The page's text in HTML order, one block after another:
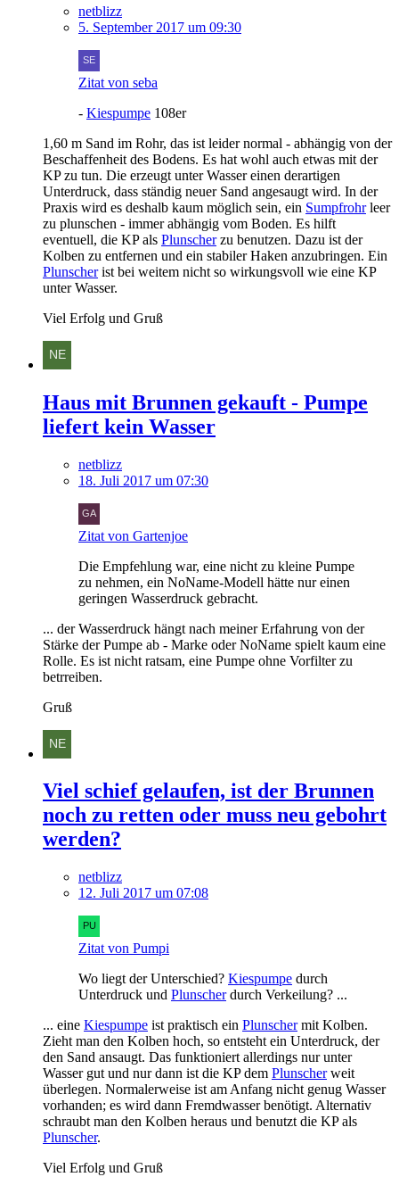
netblizz
5. September 2017 um 09:30
Zitat von seba
- Kiespumpe 108er
1,60 m Sand im Rohr, das ist leider normal - abhängig von der
Beschaffenheit des Bodens. Es hat wohl auch etwas mit der
KP zu tun. Die erzeugt unter Wasser einen derartigen
Unterdruck, dass ständig neuer Sand angesaugt wird. In der
Praxis wird es deshalb kaum möglich sein, ein Sumpfrohrleer
zu plunschen - immer abhängig vom Boden. Es hilft
eventuell, die KP als Plunscherzu benutzen. Dazu ist der
Kolben zu entfernen und ein stabiler Haken anzubringen. Ein
Plunscherist bei weitem nicht so wirkungsvoll wie eine KP
unter Wasser.
Viel Erfolg und Gruß
Haus mit Brunnen gekauft - Pumpe
liefert kein Wasser
netblizz
18. Juli 2017 um 07:30
Zitat von Gartenjoe
Die Empfehlung war, eine nicht zu kleine Pumpe
zu nehmen, ein NoName-Modell hätte nur einen
geringen Wasserdruck gebracht.
... der Wasserdruck hängt nach meiner Erfahrung von der
Stärke der Pumpe ab - Marke oder NoName spielt kaum eine
Rolle. Es ist nicht ratsam, eine Pumpe ohne Vorfilter zu
betrreiben.
Gruß
Viel schief gelaufen, ist der Brunnen
noch zu retten oder muss neu gebohrt
werden?
netblizz
12. Juli 2017 um 07:08
Zitat von Pumpi
Wo liegt der Unterschied? Kiespumpe durch
Unterdruck und Plunscherdurch Verkeilung? ...
... eine Kiespumpe ist praktisch ein Plunschermit Kolben.
Zieht man den Kolben hoch, so entsteht ein Unterdruck, der
den Sand ansaugt. Das funktioniert allerdings nur unter
Wasser gut und nur dann ist die KP dem Plunscherweit
überlegen. Normalerweise ist am Anfang nicht genug Wasser
vorhanden; es wird dann Fremdwasser benötigt. Alternativ
schraubt man den Kolben heraus und benutzt die KP als
Plunscher.
Viel Erfolg und Gruß